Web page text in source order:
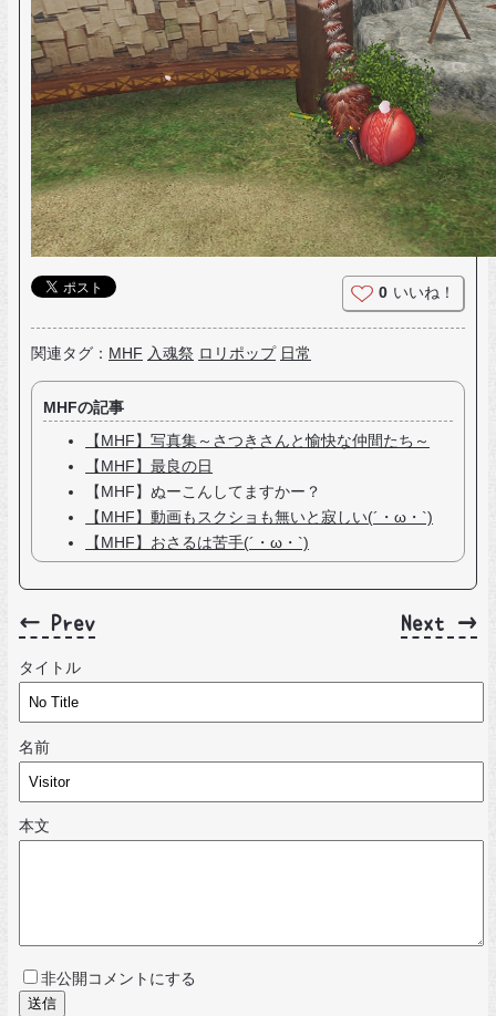
0 いいね！
関連タグ： MHF 入魂祭 ロリポップ 日常
MHFの記事
【MHF】写真集～さつきさんと愉快な仲間たち～
【MHF】最良の日
【MHF】ぬーこんしてますかー？
【MHF】動画もスクショも無いと寂しい(´・ω・`)
【MHF】おさるは苦手(´・ω・`)
← Prev Next →
タイトル
名前
本文
非公開コメントにする